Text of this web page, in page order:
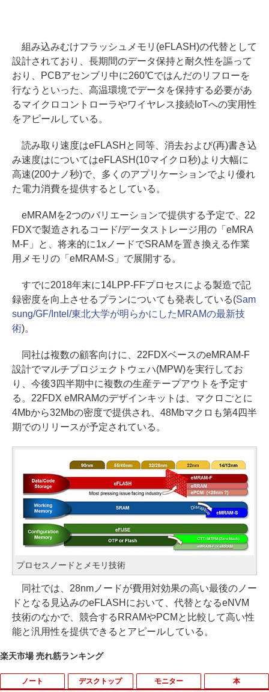
組み込みむけフラッシュメモリ(eFLASH)の代替として
設計されており、長期間のデータ保持と耐久性を謳って
おり、PCBアセンブリ中に260℃ではんだのリフローを
行なうといった、高温環境でデータを保持する必要があ
るマイクロコントローラやワイヤレス接続IoTへの実用性
をアピールしている。
読み取り速度はeFLASHと同等、消去および(再)書き込
み速度はについてはeFLASH(10マイクロ秒)より大幅に
高速(200ナノ秒)で、多くのアプリケーションでより優れ
た電力消費を提供するとしている。
eMRAMを2つのバリエーションで提供する予定で、2​​2
FDXで製造されるコード/データストレージ用の「eMRA
M-F」と、将来的に1xノードでSRAMを置き換える作業
用メモリの「eMRAM-S」で展開する。
すでに2018年末に14LPP-FFプロセスによる製造で記
録密度を向上させるプランについても発表している(Sam
sung/GF/Intel/東北大学が明らかにしたMRAMの最新技
術)。
同社は複数の顧客向けに、22FDXベースのeMRAM-F
設計でマルチプロジェクトウェハ(MPW)を実行してお
り、今後3四半期中に複数の生産テープアウトを予定す
る。22FDX eMRAMのデザインキットは、マクロごとに
4Mbから32Mbの密度で提供され、48Mbマクロも第4四半
期でのリリースが予定されている。
プロセスノードとメモリ技術
同社では、28nmノードが費用対効果の高い最後のノー
ドとなる見込みのeFLASHにおいて、代替となるeNVM
技術のなかで、競合するRRAMやPCMと比較して高い性
能と汎用性を提供できるとアピールしている。
楽天市場 売れ筋ランキング
ノート デスクトップ モニター 本